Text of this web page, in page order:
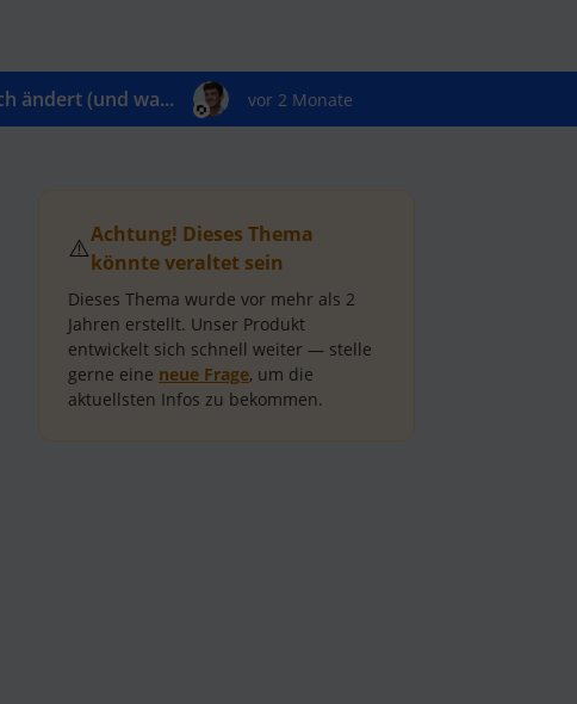
ändert (und wa... vor 2 Monate
⚠️Achtung! Dieses Thema
könnte veraltet sein
Dieses Thema wurde vor mehr als 2
Jahren erstellt. Unser Produkt
entwickelt sich schnell weiter — stelle
gerne eine neue Frage, um die
aktuellsten Infos zu bekommen.